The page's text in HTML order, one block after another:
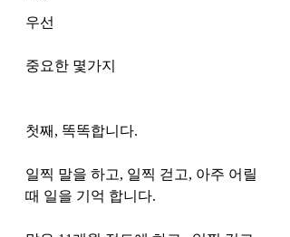
우선
중요한 몇가지
첫째, 똑똑합니다.
일찍 말을 하고, 일찍 걷고, 아주 어릴
때 일을 기억 합니다.